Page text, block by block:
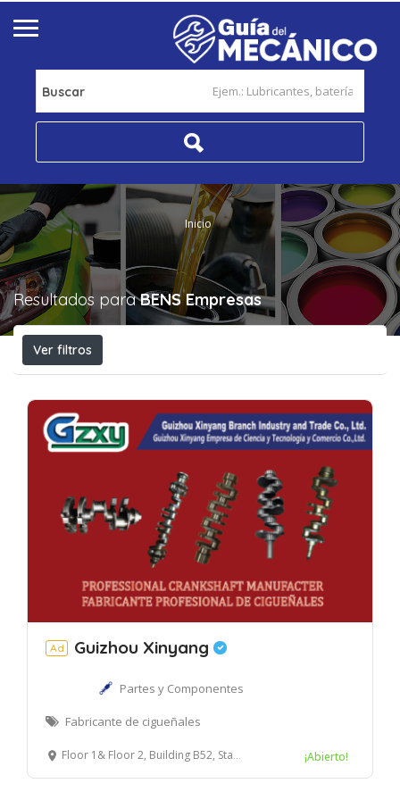
Buscar
Inicio
Resultados paraBENS Empresas
Ver filtros
Ad Guizhou Xinyang
Partes y Componentes
Fabricante de cigueñales
Floor 1& Floor 2, Building B52, Standard Building, NO.299, Zongbao Road, Guiyang Free Trade Zone, Guiyang, China 550017 ¡Abierto!